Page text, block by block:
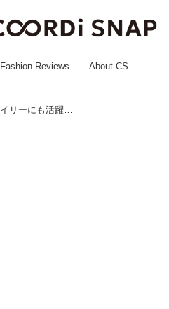
Fashion Reviews About CS
「夏に嬉しい機能」が満載！【ハニーズ】デイリーにも活躍しそう♡「ラッシュガード」